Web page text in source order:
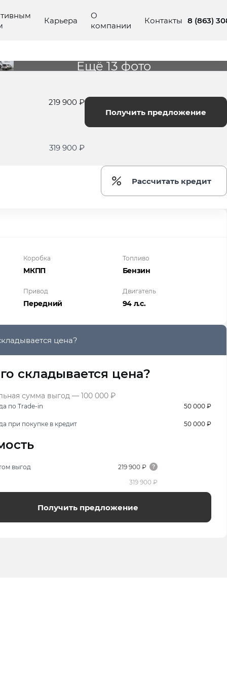
Карьера
О
компании
Контакты 8 (863)
Ещё 13 фото
219 900 ₽
319 900 ₽
Получить предложение
Рассчитать кредит
Коробка
МКПП
Топливо
Бензин
Привод
Передний
Двигатель
94 л.с.
цена?
складывается цена?
сумма выгод — 100 000 ₽
по Trade-in 50 000 ₽
при покупке в кредит 50 000 ₽
выгод
219 900 ₽
319 900 ₽
Получить предложение